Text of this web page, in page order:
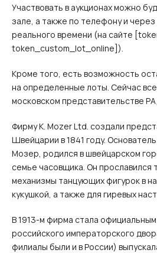
Участвовать в аукционах можно
зале, а также по телефону и
реального времени (на сайте
token_custom_lot_online]).
Кроме того, есть возможность
на определенные лоты. Сейчас
московском представительстве
Фирму K. Mozer Ltd. создали
Швейцарии в 1841 году.
Мозер, родился в швейцарском
семье часовщика. Он прославился
механизмы танцующих фигурок в
кукушкой, а также для гиревых
В 1913‑м фирма стала
российского императорского
филиалы были и в России)